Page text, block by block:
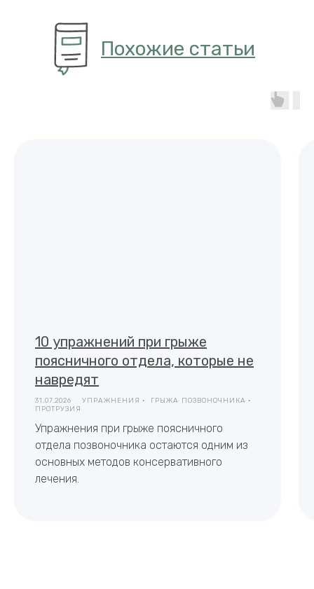
Похожие статьи
10 упражнений при грыже
поясничного отдела, которые не
навредят
31.07.2026 УПРАЖНЕНИЯ
ГРЫЖА ПОЗВОНОЧНИКА
ПРОТРУЗИЯ
Упражнения при грыже поясничного
отдела позвоночника остаются одним из
основных методов консервативного
лечения.